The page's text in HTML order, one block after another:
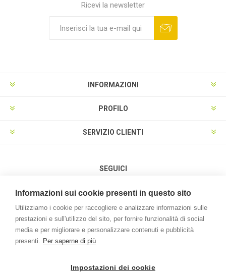
Ricevi la newsletter
INFORMAZIONI
PROFILO
SERVIZIO CLIENTI
SEGUICI
METODI DI PAGAMENTO
Informazioni sui cookie presenti in questo sito
Utilizziamo i cookie per raccogliere e analizzare informazioni sulle
prestazioni e sull'utilizzo del sito, per fornire funzionalità di social
media e per migliorare e personalizzare contenuti e pubblicità
presenti. Per saperne di più
Impostazioni dei cookie